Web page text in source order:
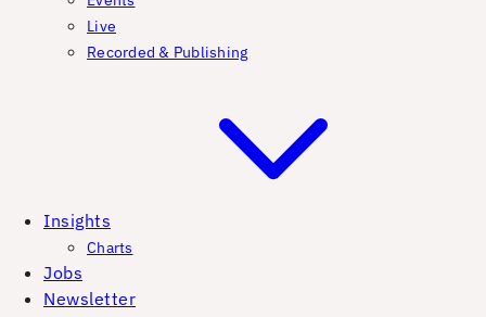
Live
Recorded & Publishing
Insights
Charts
Jobs
Newsletter